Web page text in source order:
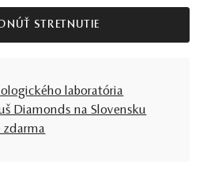
STRETNUTIE
laboratória
Diamonds na Slovensku
zdarma